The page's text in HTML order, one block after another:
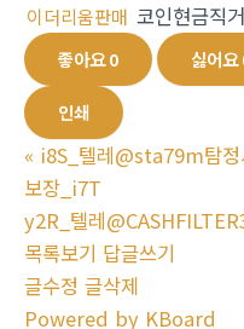
이더리움판매 코인현금직
좋아요0 싫어요
인쇄
« i8S_텔레@sta79m탐정
보장_i7T
y2R_텔레
목록보기 답글쓰기
글수정 글삭제
Powered by KBoard